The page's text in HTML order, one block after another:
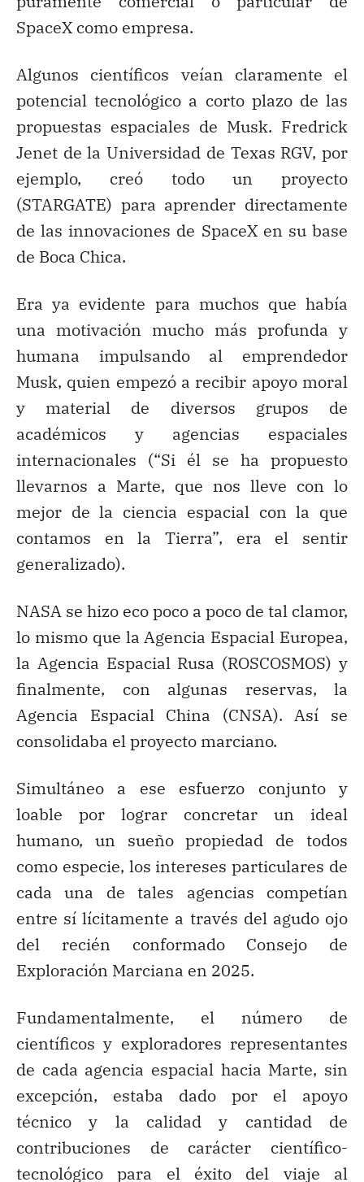
SpaceX como empresa.
Algunos científicos veían claramente el
potencial tecnológico a corto plazo de las
propuestas espaciales de Musk. Fredrick
Jenet de la Universidad de Texas RGV, por
ejemplo, creó todo un proyecto
(STARGATE) para aprender directamente
de las innovaciones de SpaceX en su base
de Boca Chica.
Era ya evidente para muchos que había
una motivación mucho más profunda y
humana impulsando al emprendedor
Musk, quien empezó a recibir apoyo moral
y material de diversos grupos de
académicos y agencias espaciales
internacionales (“Si él se ha propuesto
llevarnos a Marte, que nos lleve con lo
mejor de la ciencia espacial con la que
contamos en la Tierra”, era el sentir
generalizado).
NASA se hizo eco poco a poco de tal clamor,
lo mismo que la Agencia Espacial Europea,
la Agencia Espacial Rusa (ROSCOSMOS) y
finalmente, con algunas reservas, la
Agencia Espacial China (CNSA). Así se
consolidaba el proyecto marciano.
Simultáneo a ese esfuerzo conjunto y
loable por lograr concretar un ideal
humano, un sueño propiedad de todos
como especie, los intereses particulares de
cada una de tales agencias competían
entre sí lícitamente a través del agudo ojo
del recién conformado Consejo de
Exploración Marciana en 2025.
Fundamentalmente, el número de
científicos y exploradores representantes
de cada agencia espacial hacia Marte, sin
excepción, estaba dado por el apoyo
técnico y la calidad y cantidad de
contribuciones de carácter científico-
tecnológico para el éxito del viaje al